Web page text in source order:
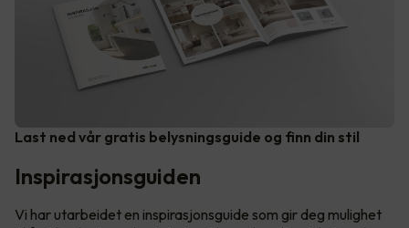
Last ned vår gratis belysningsguide og finn din stil
Inspirasjonsguiden
Vi har utarbeidet en inspirasjonsguide som gir deg mulighet